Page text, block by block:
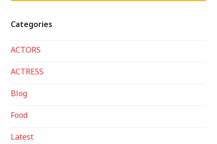
Categories
ACTORS
ACTRESS
Blog
Food
Latest